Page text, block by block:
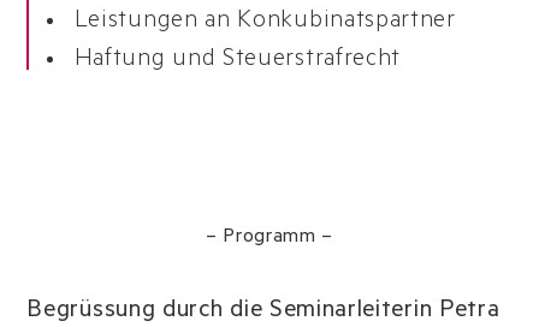
Leistungen an Konkubinatspartner
Haftung und Steuerstrafrecht
– Programm –
Begrüssung durch die Seminarleiterin Petra